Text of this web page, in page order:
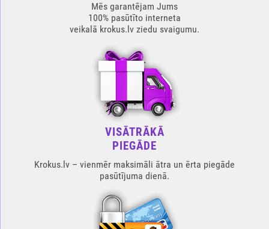
Mēs garantējam Jums
100% pasūtīto interneta
veikalā krokus.lv ziedu svaigumu.
VISĀTRĀKĀ
PIEGĀDE
Krokus.lv – vienmēr maksimāli ātra un ērta piegāde
pasūtījuma dienā.